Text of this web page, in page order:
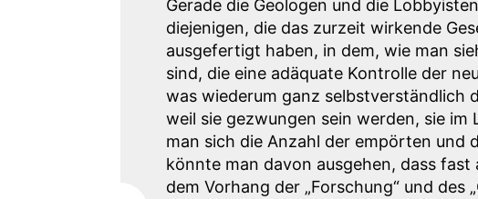
Gerade die Geologen und die
diejenigen, die das zurzeit wirkende
ausgefertigt haben, in dem, wie man
sind, die eine adäquate Kontrolle der
was wiederum ganz selbstverständlich
weil sie gezwungen sein werden, sie im
man sich die Anzahl der empörten und
könnte man davon ausgehen, dass
dem Vorhang der „Forschung“ und des